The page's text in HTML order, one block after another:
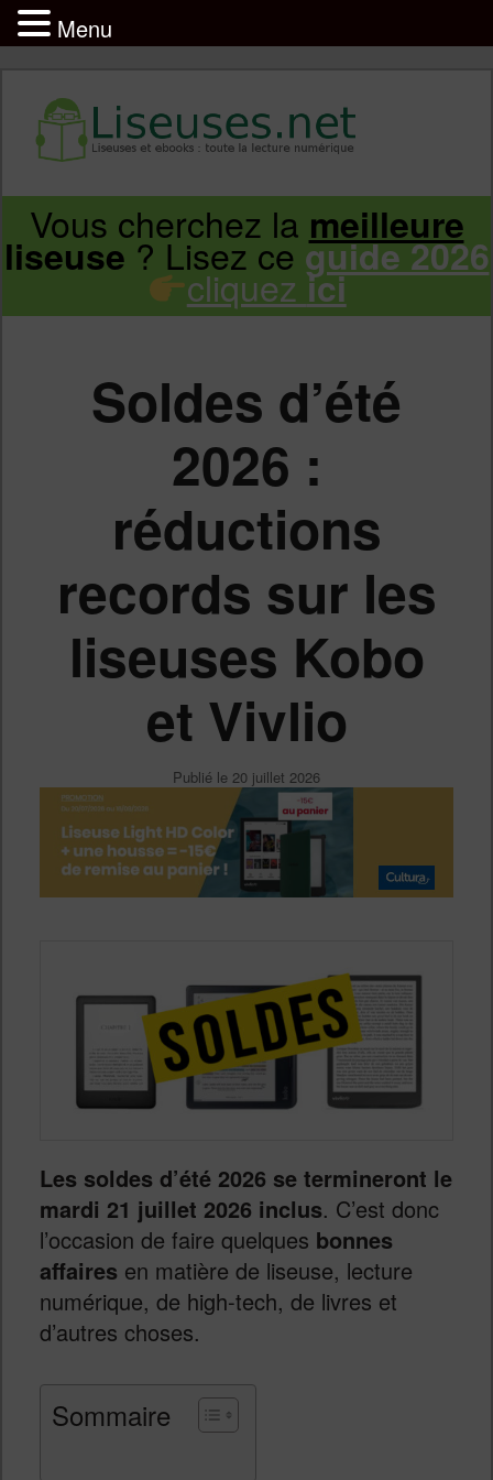
Infos sur les liseuses Kindle, Kobo,
Vivlio, Pocketbook
Aller
principal
Aller
secondaire
Vous cherchez la meilleure
liseuse? Lisez ceguide 2026
cliquez ici
Soldes d’été
2026 :
réductions
records sur les
liseuses Kobo
et Vivlio
Publié le 20 juillet 2026
Les soldes d’été 2026 se termineront le
mardi 21 juillet 2026 inclus. C’est donc
l’occasion de faire quelques bonnes
affairesen matière de liseuse, lecture
numérique, de high-tech, de livres et
d’autres choses.
Sommaire
Menu